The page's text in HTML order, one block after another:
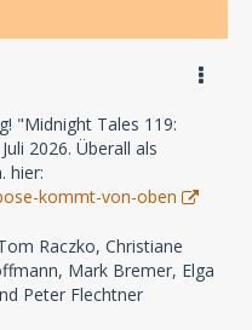
"Midnight Tales 119:
2026. Überall als
hier:
kommt-von-oben
Raczko, Christiane
Mark Bremer, Elga
Peter Flechtner